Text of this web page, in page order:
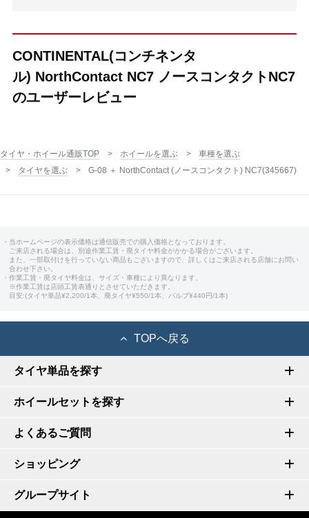
CONTINENTAL(コンチネンタ
ル) NorthContact NC7 ノースコンタクトNC7
のユーザーレビュー
タイヤ・ホイール通販TOP ホイールを選ぶ
車種を選ぶ
タイヤを選ぶ
G-08 ＋ NorthContact (ノースコンタクト) NC7(345667)
・当ホームページの表示価格は通信販売での購入価格となっております。
ご来店される場合は、別途作業工賃・廃タイヤ料金がかかる場合がございます。
また、一部取付けを行っていない商品もございますので、詳しくはご来店される店舗にお問い
合わせ下さい。
・作業工賃・廃タイヤ料金は、サイズ・車種により異なります。
※作業工賃は店頭工賃表通りとさせていただきます。
目安:(タイヤ単品¥2,200/1本、廃タイヤ¥550/1本、バルブ¥440円/1本)
TOPへ戻る
タイヤ単品を探す
ホイールセットを探す
よくあるご質問
ショッピング
グループサイト